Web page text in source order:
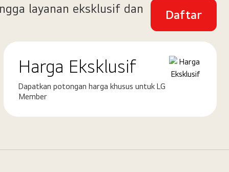
layanan eksklusif dan
Daftar
Harga Eksklusif
Dapatkan potongan harga khusus untuk LG
Member